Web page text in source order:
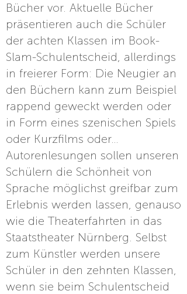
Bücher vor. Aktuelle Bücher
präsentieren auch die Schüler
der achten Klassen im Book-
Slam-Schulentscheid, allerdings
in freierer Form: Die Neugier an
den Büchern kann zum Beispiel
rappend geweckt werden oder
in Form eines szenischen Spiels
oder Kurzfilms oder…
Autorenlesungen sollen unseren
Schülern die Schönheit von
Sprache möglichst greifbar zum
Erlebnis werden lassen, genauso
wie die Theaterfahrten in das
Staatstheater Nürnberg. Selbst
zum Künstler werden unsere
Schüler in den zehnten Klassen,
wenn sie beim Schulentscheid